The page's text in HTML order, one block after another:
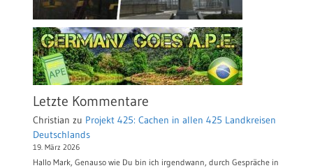
Letzte Kommentare
Christian zu Projekt 425: Cachen in allen 425 Landkreisen
Deutschlands
19. März 2026
Hallo Mark, Genauso wie Du bin ich irgendwann, durch Gespräche in